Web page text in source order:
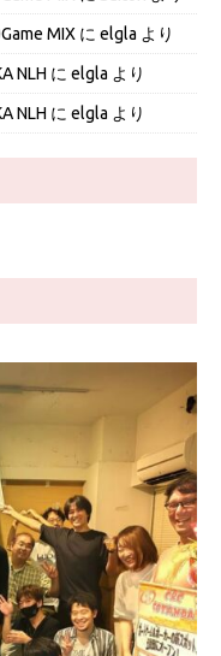
MIX に elgla より
NLH に elgla より
NLH に elgla より